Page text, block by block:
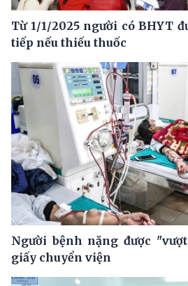
Từ 1/1/2025 người có BHYT
tiếp nếu thiếu thuốc
Người bệnh nặng được
giấy chuyển viện